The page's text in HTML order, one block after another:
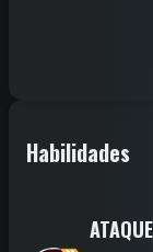
Habilidades